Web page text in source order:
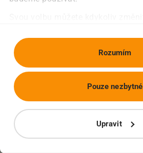
Rozumím
Upravit
Pouze nezbytné